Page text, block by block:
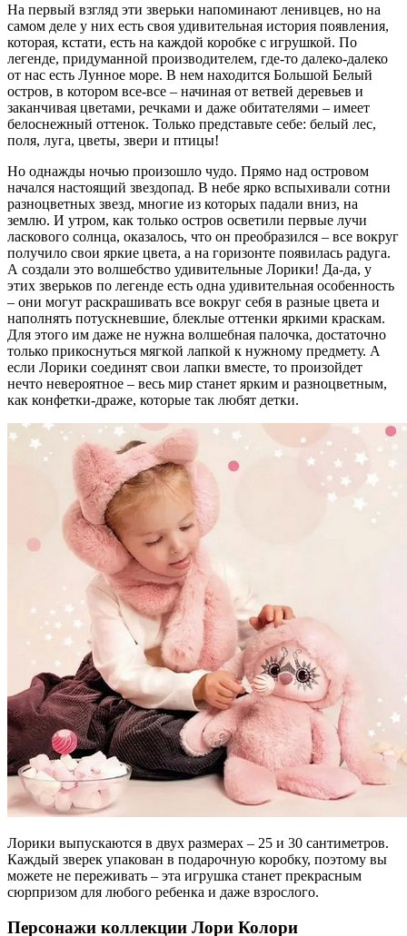
На первый взгляд эти зверьки напоминают ленивцев, но на
самом деле у них есть своя удивительная история появления,
которая, кстати, есть на каждой коробке с игрушкой. По
легенде, придуманной производителем, где-то далеко-далеко
от нас есть Лунное море. В нем находится Большой Белый
остров, в котором все-все – начиная от ветвей деревьев и
заканчивая цветами, речками и даже обитателями – имеет
белоснежный оттенок. Только представьте себе: белый лес,
поля, луга, цветы, звери и птицы!
Но однажды ночью произошло чудо. Прямо над островом
начался настоящий звездопад. В небе ярко вспыхивали сотни
разноцветных звезд, многие из которых падали вниз, на
землю. И утром, как только остров осветили первые лучи
ласкового солнца, оказалось, что он преобразился – все вокруг
получило свои яркие цвета, а на горизонте появилась радуга.
А создали это волшебство удивительные Лорики! Да-да, у
этих зверьков по легенде есть одна удивительная особенность
– они могут раскрашивать все вокруг себя в разные цвета и
наполнять потускневшие, блеклые оттенки яркими краскам.
Для этого им даже не нужна волшебная палочка, достаточно
только прикоснуться мягкой лапкой к нужному предмету. А
если Лорики соединят свои лапки вместе, то произойдет
нечто невероятное – весь мир станет ярким и разноцветным,
как конфетки-драже, которые так любят детки.
Лорики выпускаются в двух размерах – 25 и 30 сантиметров.
Каждый зверек упакован в подарочную коробку, поэтому вы
можете не переживать – эта игрушка станет прекрасным
сюрпризом для любого ребенка и даже взрослого.
Персонажи коллекции Лори Колори